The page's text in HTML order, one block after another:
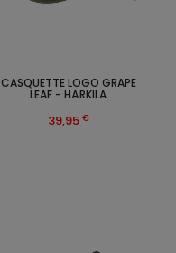
CASQUETTE LOGO GRAPE
LEAF - HÄRKILA
39,95 €